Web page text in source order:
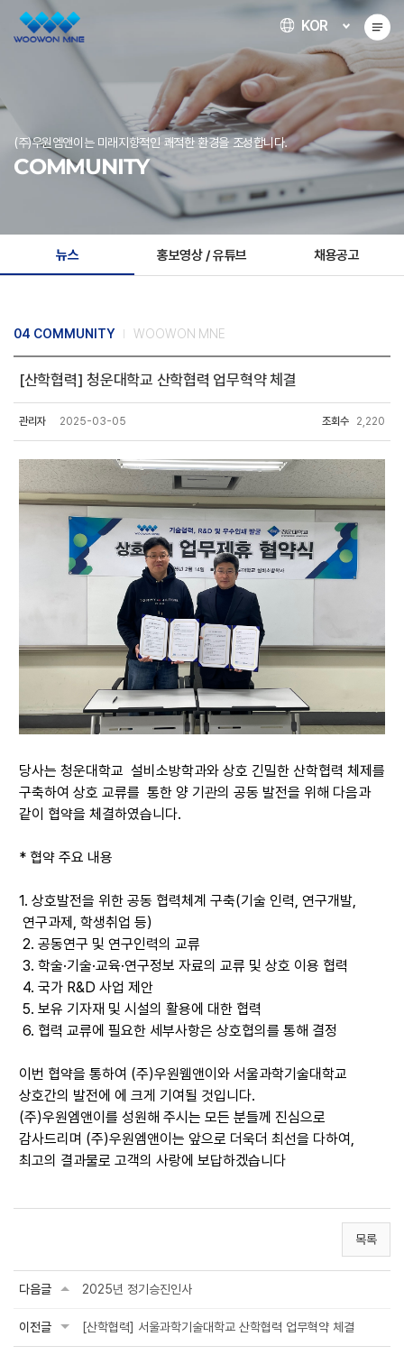
KOR
(주)우원엠앤이는 미래지향적인 쾌적한 환경을 조성합니다.
COMMUNITY
뉴스 홍보영상 / 유튜브 채용공고
04 COMMUNITY WOOWON MNE
[산학협력] 청운대학교 산학협력 업무혁약 체결
관리자 2025-03-05 조회수 2,220
당사는 청운대학교 설비소방학과와 상호 긴밀한 산학협력 체제를
구축하여 상호 교류를 통한 양 기관의 공동 발전을 위해 다음과
같이 협약을 체결하였습니다.
* 협약 주요 내용
1. 상호발전을 위한 공동 협력체계 구축(기술 인력, 연구개발,
연구과제, 학생취업 등)
2. 공동연구 및 연구인력의 교류
3. 학술·기술·교육·연구정보 자료의 교류 및 상호 이용 협력
4. 국가 R&D 사업 제안
5. 보유 기자재 및 시설의 활용에 대한 협력
6. 협력 교류에 필요한 세부사항은 상호협의를 통해 결정
이번 협약을 통하여 (주)우원웸앤이와 서울과학기술대학교
상호간의 발전에 에 크게 기여될 것입니다.
(주)우원엠앤이를 성원해 주시는 모든 분들께 진심으로
감사드리며 (주)우원엠앤이는 앞으로 더욱더 최선을 다하여,
최고의 결과물로 고객의 사랑에 보답하겠습니다
목록
다음글 2025년 정기승진인사
이전글 [산학협력] 서울과학기술대학교 산학협력 업무혁약 체결